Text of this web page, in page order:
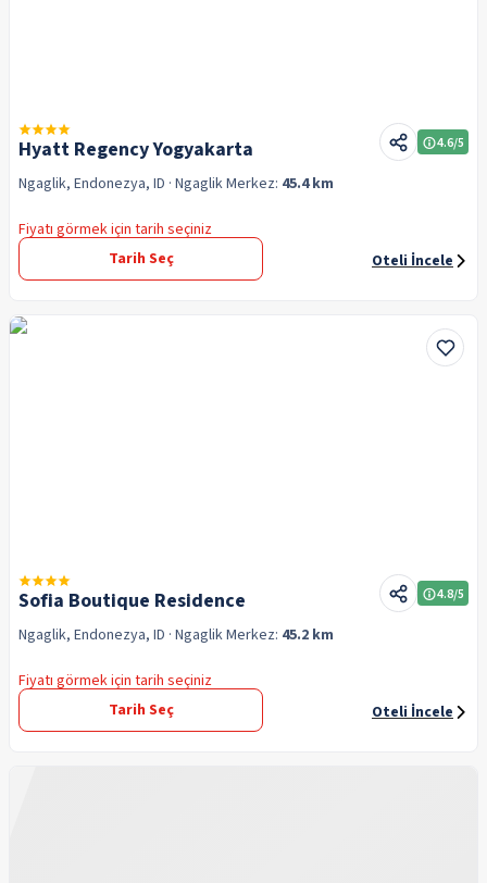
Hyatt Regency Yogyakarta 4.6/5
Ngaglik, Endonezya, ID · NgaglikMerkez: 45.4 km
Fiyatı görmek için tarih seçiniz
Tarih Seç
Oteli İncele
Sofia Boutique Residence 4.8/5
Ngaglik, Endonezya, ID · NgaglikMerkez: 45.2 km
Fiyatı görmek için tarih seçiniz
Tarih Seç
Oteli İncele